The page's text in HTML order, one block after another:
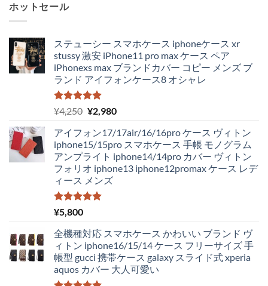
ホットセール
ステューシー スマホケース iphoneケース xr
stussy 激安 iPhone11 pro max ケース ペア
iPhonexs max ブランドカバー コピー メンズ ブ
ランド アイフォンケース8 オシャレ
5段階中
5.00
の評価
¥4,250 元
価
格
は
¥4,250
で
し
¥2,980現
の
価
格
は
アイフォン17/17air/16/16pro ケース ヴィトン
iphone15/15pro スマホケース 手帳 モノグラム
アンプライト iphone14/14pro カバー ヴィトン
フォリオ iphone13 iphone12promax ケース レデ
ィース メンズ
5段階中
5.00
¥5,800
全機種対応 スマホケース かわいい ブランド ヴ
ィトン iphone16/15/14 ケース フリーサイズ 手
帳型 gucci 携帯ケース galaxy スライド式 xperia
aquos カバー 大人可愛い